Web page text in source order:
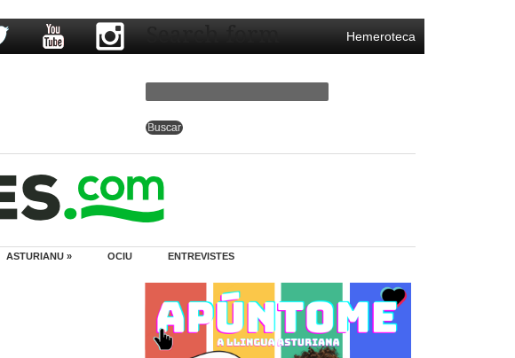
Hemeroteca
Search form
ASTURIANU » OCIU ENTREVISTES